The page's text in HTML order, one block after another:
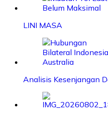
LINI MASA
Analisis Kesenjangan